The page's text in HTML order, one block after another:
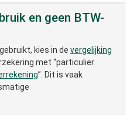
en geen BTW-
kies in de vergelijking
met “particulier
”. Dit is vaak